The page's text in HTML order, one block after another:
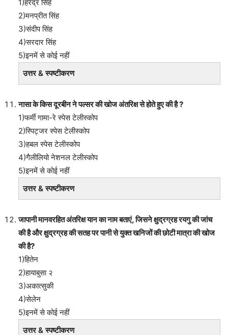
1)हरेंद्र सिंह
2)मनप्रीत सिंह
3)संदीप सिंह
4)सरदार सिंह
5)इनमें से कोई नहीं
उत्तर & स्पष्टीकरण
नासा के किस दूरबीन ने पल्सर की खोज अंतरिक्ष से होते हुए की है ?
1)फर्मी गामा-रे स्पेस टेलीस्कोप
2)स्पिट्जर स्पेस टेलीस्कोप
3)हबल स्पेस टेलीस्कोप
4)गैलीलियो नेशनल टेलीस्कोप
5)इनमें से कोई नहीं
उत्तर & स्पष्टीकरण
जापानी मानवरहित अंतरिक्ष यान का नाम बताएं, जिसने क्षुद्रग्रह रयगु की जांच
की है और क्षुद्रग्रह की सतह पर पानी से युक्त खनिजों की छोटी मात्रा की खोज
की है?
1)हितेन
2)हायाबुसा २
3)अकात्सुकी
4)सेलेन
5)इनमें से कोई नहीं
उत्तर & स्पष्टीकरण